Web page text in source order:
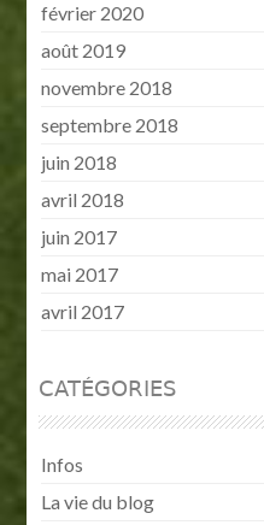
février 2020
août 2019
novembre 2018
septembre 2018
juin 2018
avril 2018
juin 2017
mai 2017
avril 2017
CATÉGORIES
Infos
La vie du blog